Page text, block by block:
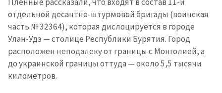
отдельной десантно-штурмовой бригады (воинская
часть № 32364), которая дислоцируется в городе
Улан-Удэ — столице Республики Бурятия. Город
расположен неподалеку от границы с Монголией, а
до украинской границы оттуда — около 5,5 тысячи
километров.